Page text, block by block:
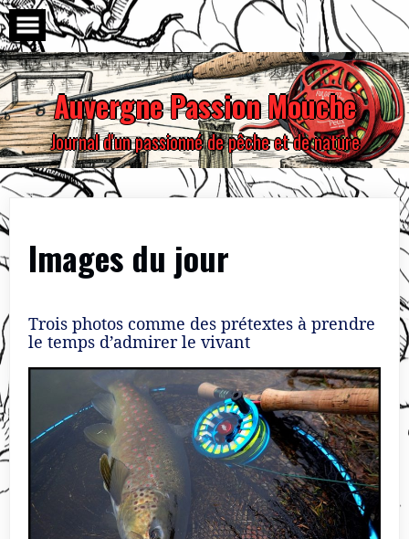
Skip
to
content
Auvergne Passion Mouche
Journal d'un passionné de pêche et de nature
Images du jour
Trois photos comme des prétextes à prendre
le temps d’admirer le vivant